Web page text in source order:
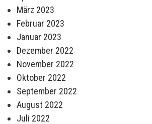
März 2023
Februar 2023
Januar 2023
Dezember 2022
November 2022
Oktober 2022
September 2022
August 2022
Juli 2022